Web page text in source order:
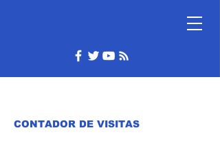
CONTADOR DE VISITAS